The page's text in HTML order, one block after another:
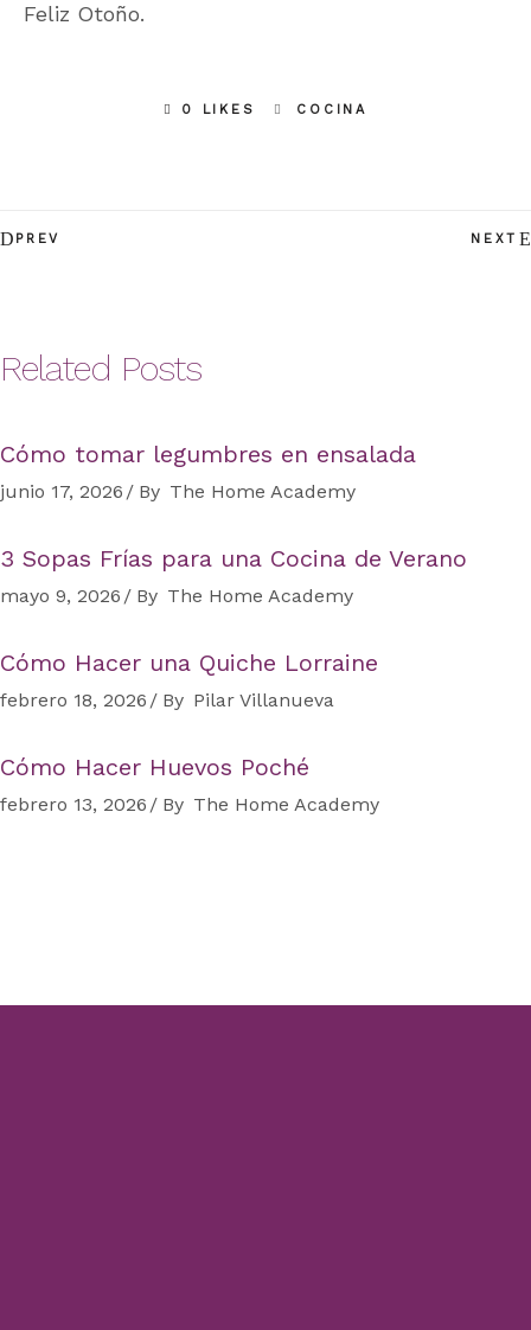
Feliz Otoño.
0 LIKES COCINA
PREV NEXT
Related Posts
Cómo tomar legumbres en ensalada
junio 17, 2026 By The Home Academy
3 Sopas Frías para una Cocina de Verano
mayo 9, 2026 By The Home Academy
Cómo Hacer una Quiche Lorraine
febrero 18, 2026 By Pilar Villanueva
Cómo Hacer Huevos Poché
febrero 13, 2026 By The Home Academy